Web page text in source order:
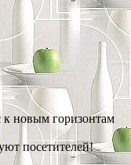
к новым горизонтам
посетителей!